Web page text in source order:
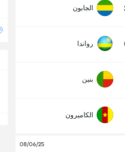
الجابون
رواندا
بنين
الكاميرون
08/06/25